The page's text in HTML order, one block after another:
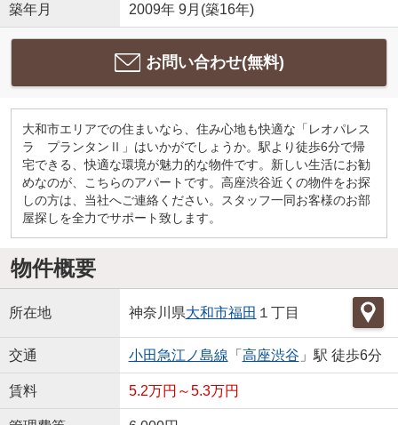
築年月 2009年 9月(築16年)
お問い合わせ(無料)
大和市エリアでの住まいなら、住み心地も快適な「レオパレス
ラ プランタンⅡ」はいかがでしょうか。駅より徒歩6分で帰
宅できる、快適な環境が魅力的な物件です。新しい生活にお勧
めなのが、こちらのアパートです。高座渋谷近くの物件をお探
しの方は、当社へご連絡ください。スタッフ一同お客様のお部
屋探しを全力でサポート致します。
物件概要
所在地 神奈川県大和市福田 １丁目
交通 小田急江ノ島線 「 高座渋谷 」駅 徒歩6分
賃料 5.2万円～5.3万円